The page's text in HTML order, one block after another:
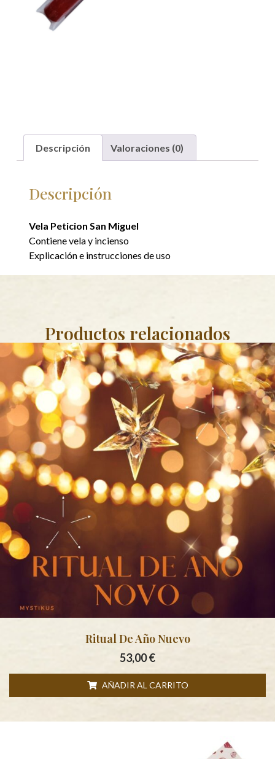
Descripción Valoraciones (0)
Descripción
Vela Peticion San Miguel
Contiene vela y incienso
Explicación e instrucciones de uso
Productos relacionados
Ritual De Año Nuevo
53,00€
AÑADIR AL CARRITO